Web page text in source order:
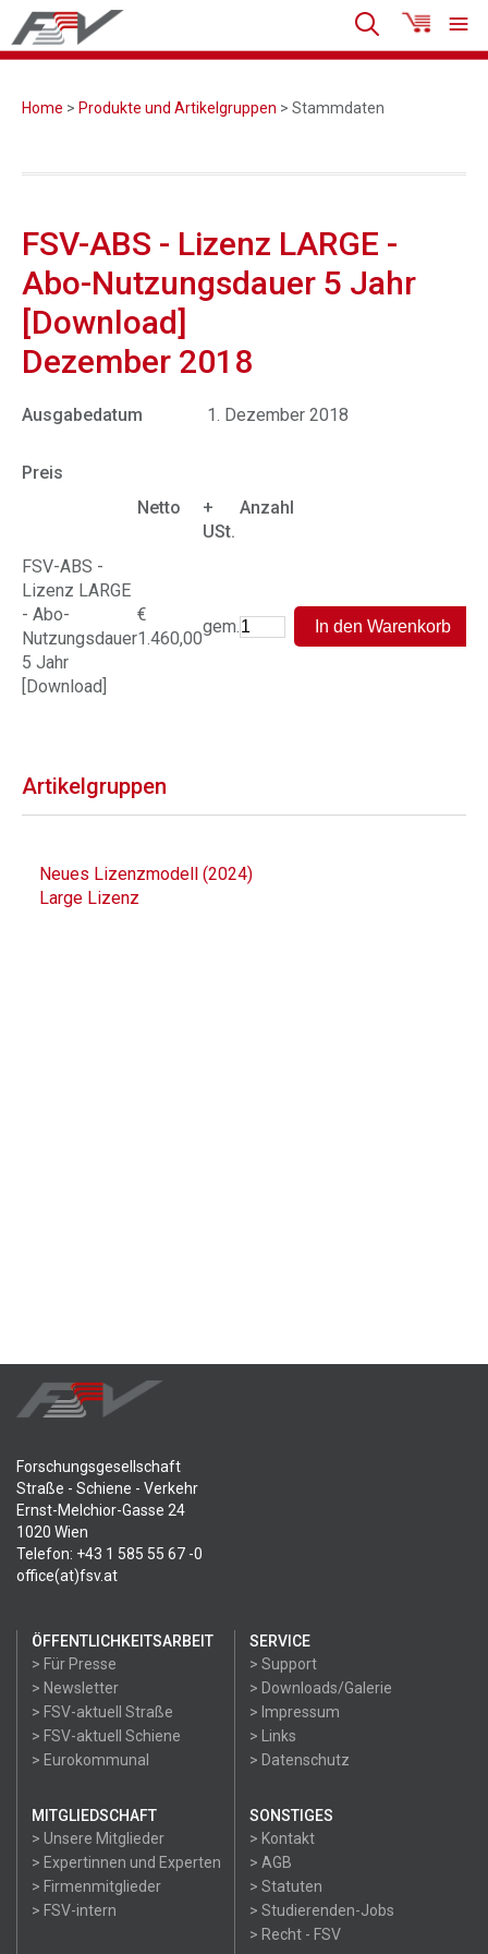
Home > Produkte und Artikelgruppen > Stammdaten
FSV-ABS - Lizenz LARGE -
Abo-Nutzungsdauer 5 Jahr
[Download]
Dezember 2018
Ausgabedatum 1. Dezember 2018
Preis
Netto
+
USt.
Anzahl
FSV-ABS -
Lizenz LARGE
- Abo-
Nutzungsdauer
5 Jahr
[Download]
€
1.460,00
gem.
Artikelgruppen
Neues Lizenzmodell (2024)
Large Lizenz
Forschungsgesellschaft
Straße - Schiene - Verkehr
Ernst-Melchior-Gasse 24
1020 Wien
Telefon: +43 1 585 55 67 -0
office(at)fsv.at
ÖFFENTLICHKEITSARBEIT
> Für Presse
> Newsletter
> FSV-aktuell Straße
> FSV-aktuell Schiene
> Eurokommunal
SERVICE
> Support
> Downloads/Galerie
> Impressum
> Links
> Datenschutz
MITGLIEDSCHAFT
> Unsere Mitglieder
> Expertinnen und Experten
> Firmenmitglieder
> FSV-intern
SONSTIGES
> Kontakt
> AGB
> Statuten
> Studierenden-Jobs
> Recht - FSV